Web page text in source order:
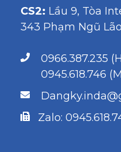
CS2: Lầu 9, Tòa
343 Phạm Ngũ
0966.387.235
0945.618.746
Zalo: